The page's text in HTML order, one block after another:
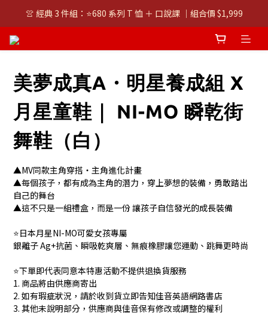
👚 經典 3 件組：⭐680 系列 T 恤 ＋ 口說課 ｜組合價 $1,999
👚 經典 3 件組：⭐680 系列 T 恤 ＋ 口說課 ｜組合價 $1,999
美夢成真A・明星養成組 X
月星童鞋｜ NI-MO 瞬乾街
舞鞋（白）
▲MV同款主角穿搭・主角進化計畫
▲每個孩子，都有成為主角的潛力，穿上夢想的裝備，勇敢踏出
自己的舞台
▲這不只是一組禮盒，而是一份 讓孩子自信發光的成長裝備
⭐日本月星NI-MO可愛女孩專屬
銀離子 Ag+抗菌、瞬吸乾爽層、無痕橡膠讓您運動、跳舞更時尚
⭐下單即代表同意本特惠活動不提供退換貨服務
1. 商品將由供應商寄出
2. 如有瑕疵狀況，請於收到貨立即告知佳音英語網路書店
3. 其他未說明部分，供應商與佳音保有修改或調整的權利